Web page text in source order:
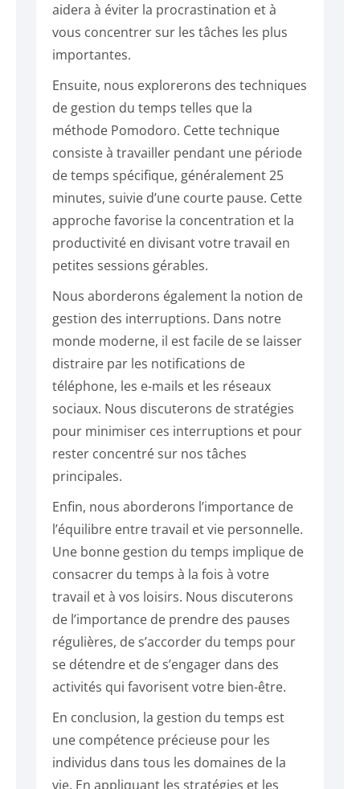
aidera à éviter la procrastination et à
vous concentrer sur les tâches les plus
importantes.
Ensuite, nous explorerons des techniques
de gestion du temps telles que la
méthode Pomodoro. Cette technique
consiste à travailler pendant une période
de temps spécifique, généralement 25
minutes, suivie d’une courte pause. Cette
approche favorise la concentration et la
productivité en divisant votre travail en
petites sessions gérables.
Nous aborderons également la notion de
gestion des interruptions. Dans notre
monde moderne, il est facile de se laisser
distraire par les notifications de
téléphone, les e-mails et les réseaux
sociaux. Nous discuterons de stratégies
pour minimiser ces interruptions et pour
rester concentré sur nos tâches
principales.
Enfin, nous aborderons l’importance de
l’équilibre entre travail et vie personnelle.
Une bonne gestion du temps implique de
consacrer du temps à la fois à votre
travail et à vos loisirs. Nous discuterons
de l’importance de prendre des pauses
régulières, de s’accorder du temps pour
se détendre et de s’engager dans des
activités qui favorisent votre bien-être.
En conclusion, la gestion du temps est
une compétence précieuse pour les
individus dans tous les domaines de la
vie. En appliquant les stratégies et les